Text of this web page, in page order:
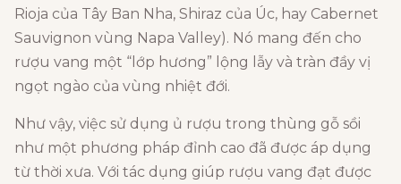
Rioja của Tây Ban Nha, Shiraz của Úc, hay Cabernet
Sauvignon vùng Napa Valley). Nó mang đến cho
rượu vang một “lớp hương” lộng lẫy và tràn đầy vị
ngọt ngào của vùng nhiệt đới.
Như vậy, việc sử dụng ủ rượu trong thùng gỗ sồi
như một phương pháp đỉnh cao đã được áp dụng
từ thời xưa. Với tác dụng giúp rượu vang đạt được